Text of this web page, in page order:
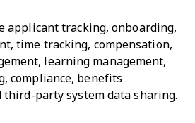
applicant tracking, onboarding,
time tracking, compensation,
learning management,
compliance, benefits
party system data sharing.